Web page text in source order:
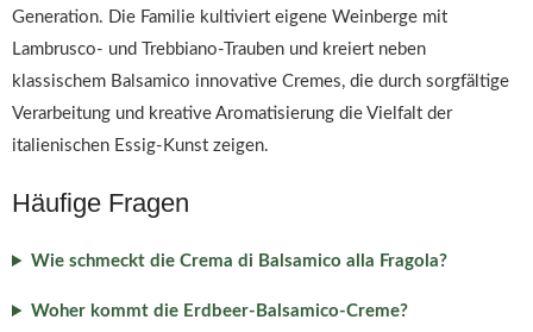
Generation. Die Familie kultiviert eigene Weinberge mit
Lambrusco- und Trebbiano-Trauben und kreiert neben
klassischem Balsamico innovative Cremes, die durch sorgfältige
Verarbeitung und kreative Aromatisierung die Vielfalt der
italienischen Essig-Kunst zeigen.
Häufige Fragen
Wie schmeckt die Crema di Balsamico alla Fragola?
Woher kommt die Erdbeer-Balsamico-Creme?